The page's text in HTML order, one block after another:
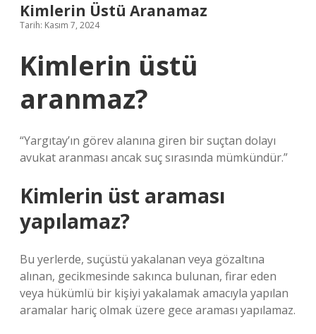
Kimlerin Üstü Aranamaz
Tarih: Kasım 7, 2024
Kimlerin üstü
aranmaz?
“Yargıtay’ın görev alanına giren bir suçtan dolayı
avukat aranması ancak suç sırasında mümkündür.”
Kimlerin üst araması
yapılamaz?
Bu yerlerde, suçüstü yakalanan veya gözaltına
alınan, gecikmesinde sakınca bulunan, firar eden
veya hükümlü bir kişiyi yakalamak amacıyla yapılan
aramalar hariç olmak üzere gece araması yapılamaz.